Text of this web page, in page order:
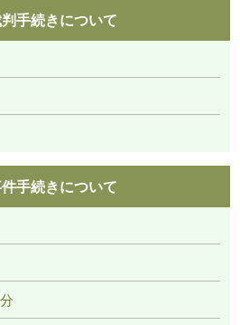
手続きについて
手続きについて